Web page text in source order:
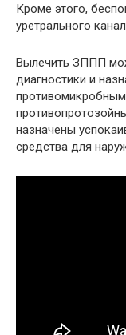
Кроме этого,
уретрального
Вылечить ЗППП
диагностики и
назначены
средства для